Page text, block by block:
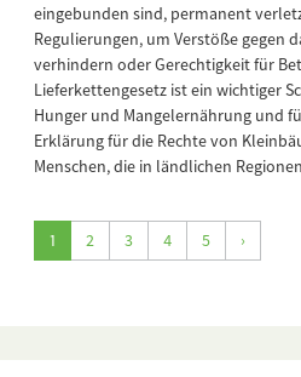
eingebunden sind, permanent
Regulierungen, um Verstöße gegen
verhindern oder Gerechtigkeit für
Lieferkettengesetz ist ein wichtiger
Hunger und Mangelernährung und
Erklärung für die Rechte von
Menschen, die in ländlichen
1 2 3 4 5 ›